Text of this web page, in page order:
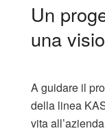
Un
una
A guidare il
della linea
vita